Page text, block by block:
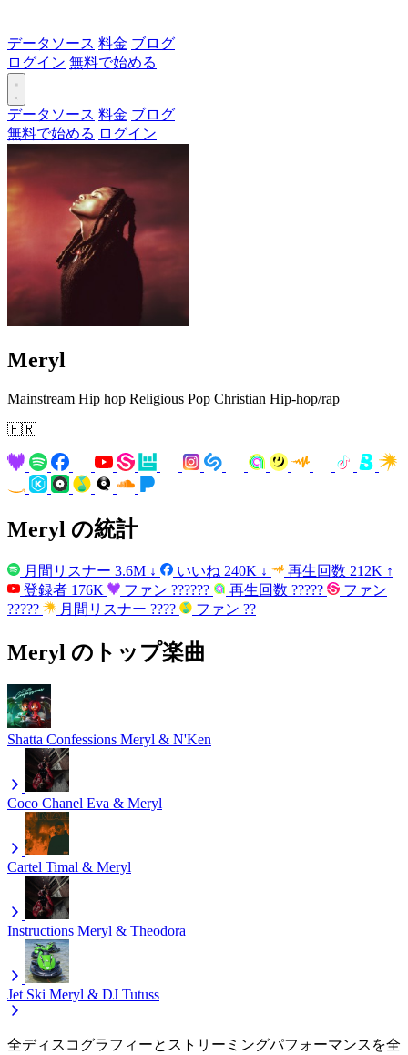
データソース 料金 ブログ
ログイン 無料で始める
データソース 料金 ブログ
無料で始める ログイン
Meryl
Mainstream Hip hop Religious Pop Christian Hip-hop/rap
🇫🇷
Meryl の統計
月間リスナー 3.6M ↓ いいね 240K ↓ 再生回数 212K ↑
登録者 176K ファン ?????? 再生回数 ?????
ファン
?????
月間リスナー ???? ファン ??
Meryl のトップ楽曲
Shatta Confessions Meryl & N'Ken
Coco Chanel Eva & Meryl
Cartel Timal & Meryl
Instructions Meryl & Theodora
Jet Ski Meryl & DJ Tutuss
全ディスコグラフィーとストリーミングパフォーマンスを全